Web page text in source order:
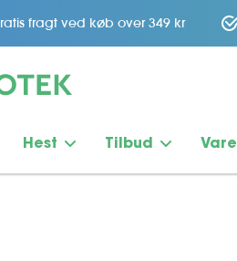
fragt ved køb over 349 kr
Hest Tilbud